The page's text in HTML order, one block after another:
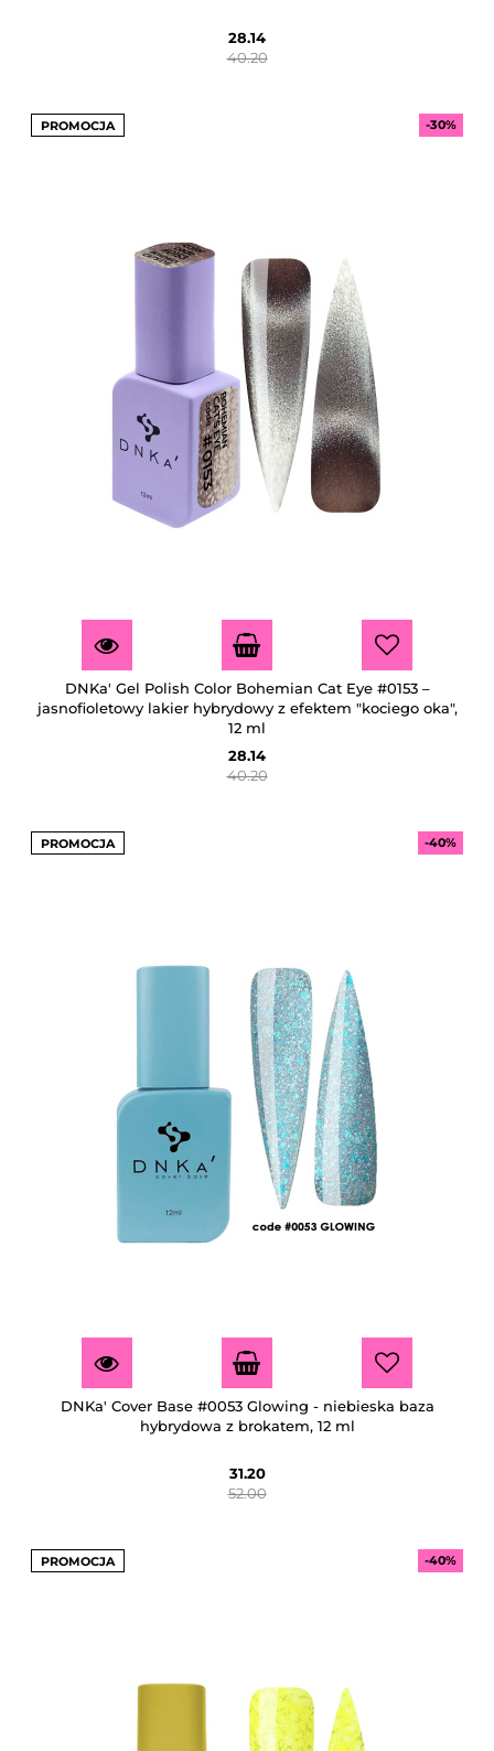
28.14
40.20
PROMOCJA
DNKa' Gel Polish Color Bohemian Cat Eye #0153 –
jasnofioletowy lakier hybrydowy z efektem "kociego oka",
12 ml
28.14
-30%
40.20
PROMOCJA
DNKa' Cover Base #0053 Glowing - niebieska baza
hybrydowa z brokatem, 12 ml
31.20
-40%
52.00
PROMOCJA -40%